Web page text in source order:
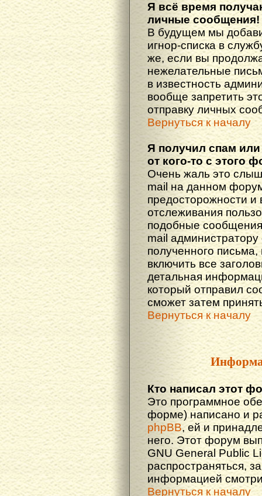
Я всё время
личные сообщения!
В будущем мы
игнор-списка в
же, если вы
нежелательные
в известность
вообще запретить
отправку личных
Вернуться к началу
Я получил спам
от кого-то с этого
Очень жаль это
mail на данном
предосторожности и
отслеживания
подобные
mail
полученного
включить все
детальная
который отправил
сможет затем
Вернуться к началу
Кто написал этот
Это программное
форме) написано и
phpBB, ей и
него. Этот форум
GNU General Public
распространяться,
информацией
Вернуться к началу